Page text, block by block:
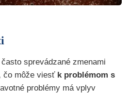
často sprevádzané zmenami
čo môže viesť k problémom s
problémy má vplyv